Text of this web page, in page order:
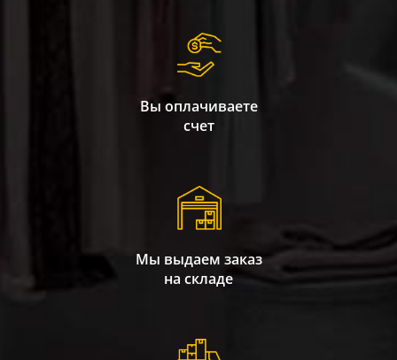
Вы оплачиваете
счет
Мы выдаем заказ
на складе